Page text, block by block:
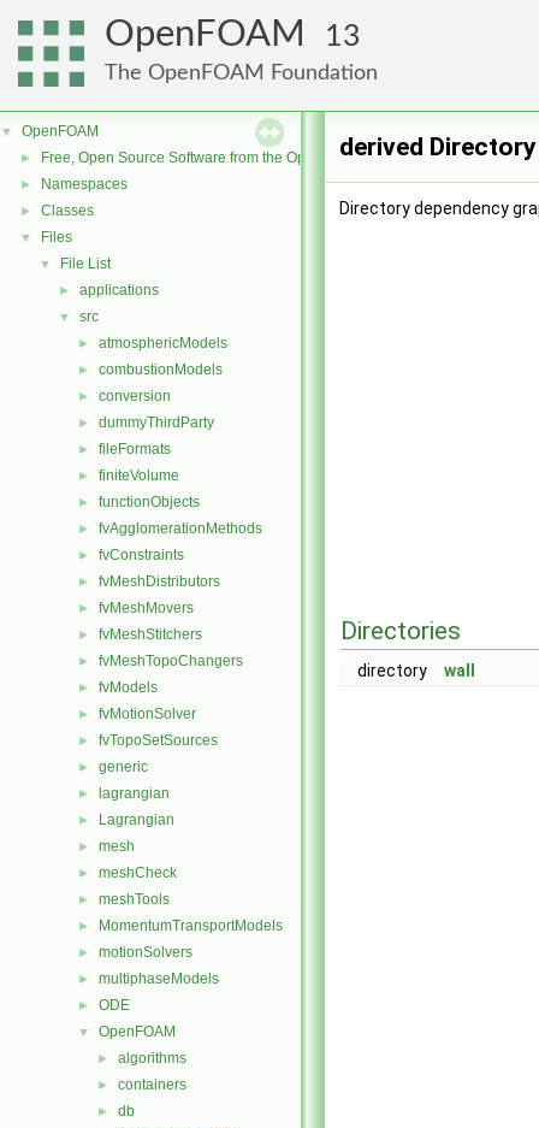
OpenFOAM 13
The OpenFOAM Foundation
▼ OpenFOAM
► Free, Open Source Software from the OpenFOAM Foundation
► Namespaces
► Classes
▼ Files
▼ File List
► applications
▼ src
► atmosphericModels
► combustionModels
► conversion
► dummyThirdParty
► fileFormats
► finiteVolume
► functionObjects
► fvAgglomerationMethods
► fvConstraints
► fvMeshDistributors
► fvMeshMovers
► fvMeshStitchers
► fvMeshTopoChangers
► fvModels
► fvMotionSolver
► fvTopoSetSources
► generic
► lagrangian
► Lagrangian
► mesh
► meshCheck
► meshTools
► MomentumTransportModels
► motionSolvers
► multiphaseModels
► ODE
▼ OpenFOAM
► algorithms
► containers
► db
derived
Directory dependency
Directories
directory wall